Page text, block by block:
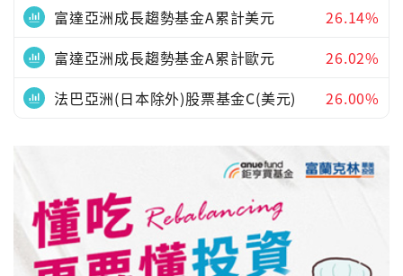
富達亞洲成長趨勢基金A累計美元
26.14%
富達亞洲成長趨勢基金A累計歐元
26.02%
法巴亞洲(日本除外)股票基金C(美元)
26.00%